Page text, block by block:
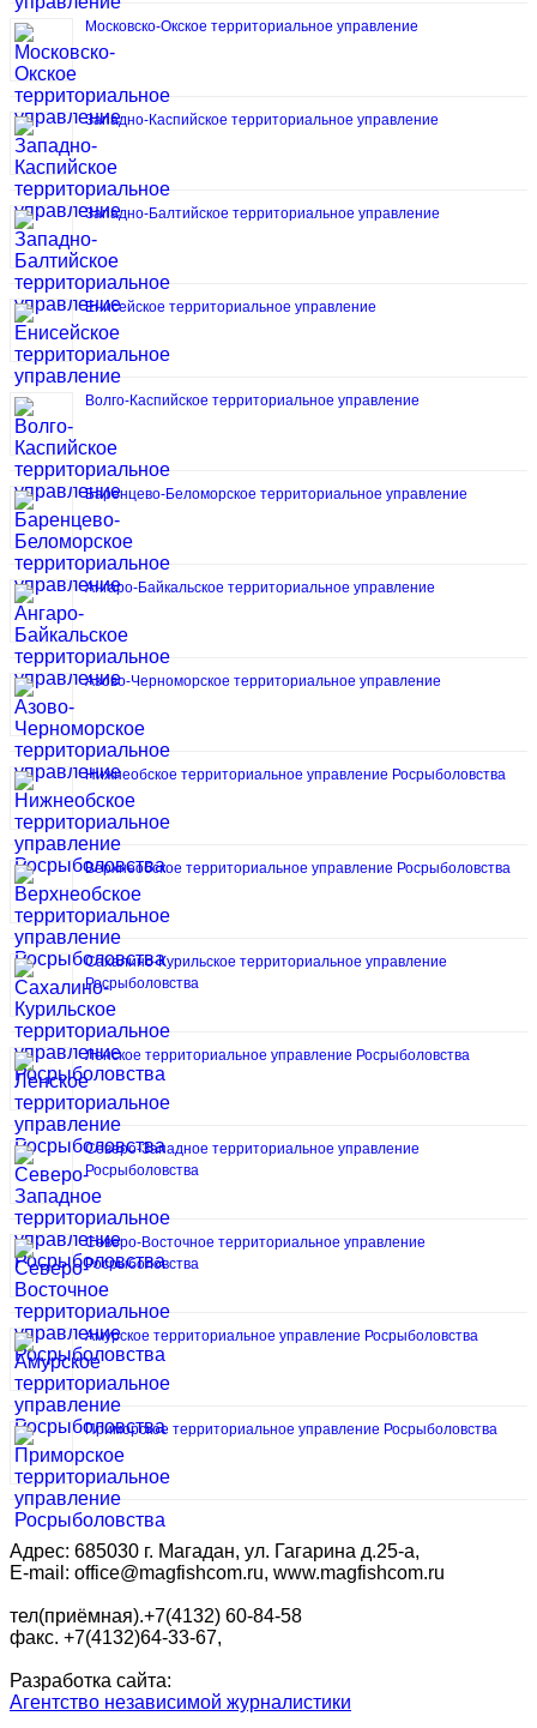
Московско-Окское территориальное управление
Западно-Каспийское территориальное управление
Западно-Балтийское территориальное управление
Енисейское территориальное управление
Волго-Каспийское территориальное управление
Баренцево-Беломорское территориальное управление
Ангаро-Байкальское территориальное управление
Азово-Черноморское территориальное управление
Нижнеобское территориальное управление Росрыболовства
Верхнеобское территориальное управление Росрыболовства
Сахалино-Курильское территориальное управление
Росрыболовства
Ленское территориальное управление Росрыболовства
Северо-Западное территориальное управление
Росрыболовства
Северо-Восточное территориальное управление
Росрыболовства
Амурское территориальное управление Росрыболовства
Приморское территориальное управление Росрыболовства
Адрес: 685030 г. Магадан, ул. Гагарина д.25-а,
E-mail: office@magfishcom.ru, www.magfishcom.ru
тел(приёмная).+7(4132) 60-84-58
факс. +7(4132)64-33-67,
Разработка сайта:
Агентство независимой журналистики